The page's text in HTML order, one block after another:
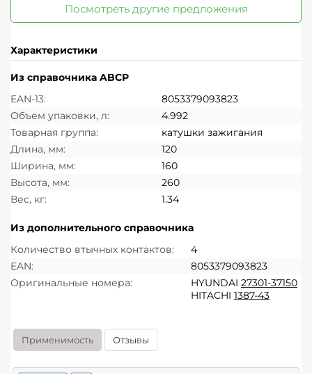
Посмотреть другие предложения
Характеристики
Из справочника ABCP
EAN-13:
8053379093823
Объем упаковки, л:
4.992
Товарная группа:
катушки зажигания
Длина, мм:
120
Ширина, мм:
160
Высота, мм:
260
Вес, кг:
1.34
Из дополнительного справочника
Количество втычных контактов:
4
EAN:
8053379093823
Оригинальные номера:
HYUNDAI 27301-37150
HITACHI 1387-43
Применимость Отзывы